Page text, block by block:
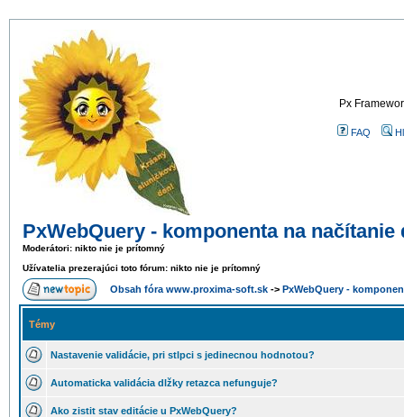
Px
FAQ
PxWebQuery - komponenta na načítanie
Moderátori: nikto nie je prítomný
Užívatelia prezerajúci toto fórum: nikto nie je prítomný
Obsah fóra www.proxima-soft.sk -> PxWebQuery -
Témy
Nastavenie validácie, pri stlpci s jedinecnou hodnotou?
Automaticka validácia dlžky retazca nefunguje?
Ako zistit stav editácie u PxWebQuery?